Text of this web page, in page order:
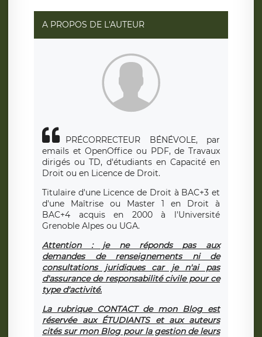
A PROPOS DE L'AUTEUR
PRÉCORRECTEUR BÉNÉVOLE, par
emails et OpenOffice ou PDF, de Travaux
dirigés ou TD, d'étudiants en Capacité en
Droit ou en Licence de Droit.
Titulaire d'une Licence de Droit à BAC+3 et
d'une Maîtrise ou Master 1 en Droit à
BAC+4 acquis en 2000 à l'Université
Grenoble Alpes ou UGA.
Attention : je ne réponds pas aux
demandes de renseignements ni de
consultations juridiques car je n'ai pas
d'assurance de responsabilité civile pour ce
type d'activité.
La rubrique CONTACT de mon Blog est
réservée aux ÉTUDIANTS et aux auteurs
cités sur mon Blog pour la gestion de leurs